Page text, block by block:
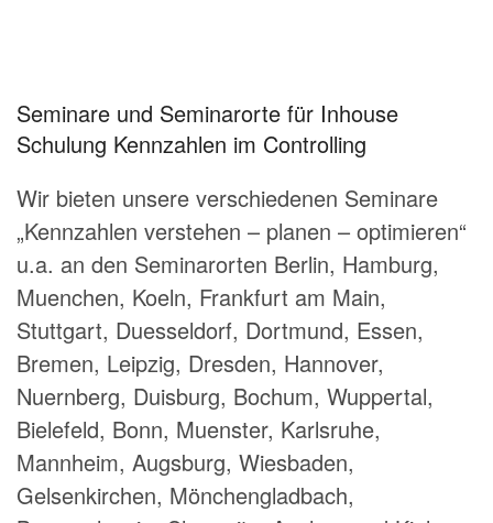
Seminare und Seminarorte für Inhouse
Schulung Kennzahlen im Controlling
Wir bieten unsere verschiedenen Seminare
„Kennzahlen verstehen – planen – optimieren“
u.a. an den Seminarorten Berlin, Hamburg,
Muenchen, Koeln, Frankfurt am Main,
Stuttgart, Duesseldorf, Dortmund, Essen,
Bremen, Leipzig, Dresden, Hannover,
Nuernberg, Duisburg, Bochum, Wuppertal,
Bielefeld, Bonn, Muenster, Karlsruhe,
Mannheim, Augsburg, Wiesbaden,
Gelsenkirchen, Mönchengladbach,